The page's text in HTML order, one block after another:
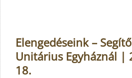
Elengedéseink –
Unitárius Egyháznál |
18.